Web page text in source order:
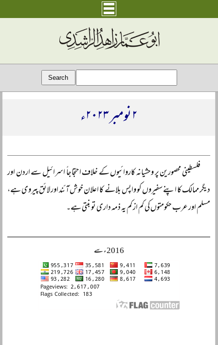
۲ نومبر ۲۰۲۳ء
فلسطینی محصورین پر وحشیانہ کاروائیوں کے خلاف احتجاجاً اسرائیل سے اردن اور
دیگر ممالک کا اپنے سفیروں کو واپس بلانے کا اعلان خوش آئند اور لائق پیروی ہے،
مسلم اور عرب حکومتوں کی کم از کم یہ ذمہ داری تو بنتی ہے۔
2016ء سے